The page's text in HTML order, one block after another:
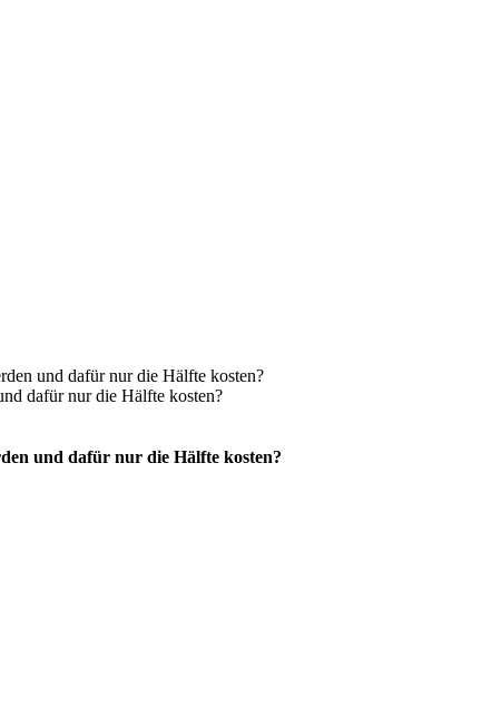
und dafür nur die Hälfte kosten?
dafür nur die Hälfte kosten?
und dafür nur die Hälfte kosten?